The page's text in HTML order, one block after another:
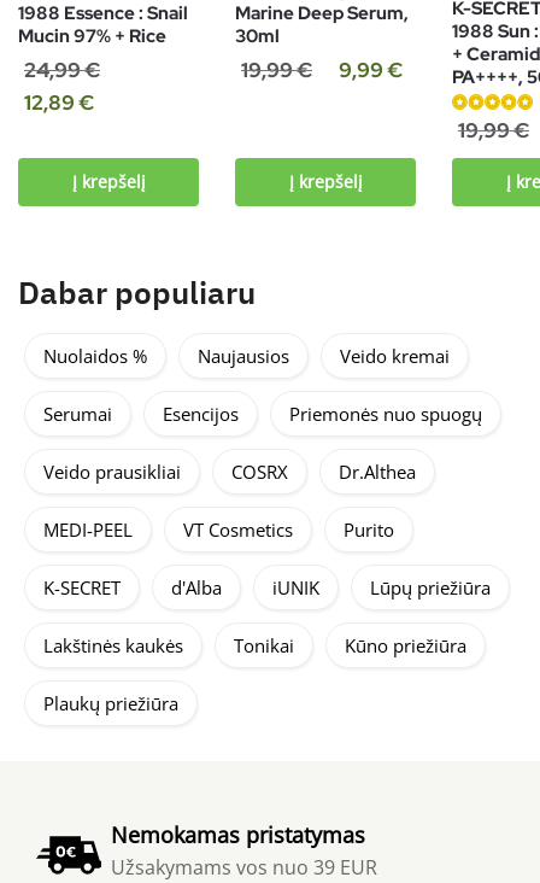
1988 Essence : Snail
Mucin 97% + Rice
24,99€
12,89€
Į krepšelį
Marine Deep Serum,
30ml
19,99€ 9,99€
Į krepšelį
K-
1988 Sun
+
PA++++,
Įvertinimas:
19,99€
Į
Dabar populiaru
Nuolaidos % Naujausios Veido kremai
Serumai Esencijos Priemonės nuo spuogų
Veido prausikliai COSRX Dr.Althea
MEDI-PEEL VT Cosmetics Purito
K-SECRET d'Alba iUNIK Lūpų priežiūra
Lakštinės kaukės Tonikai Kūno priežiūra
Plaukų priežiūra
Nemokamas pristatymas
Užsakymams vos nuo 39 EUR